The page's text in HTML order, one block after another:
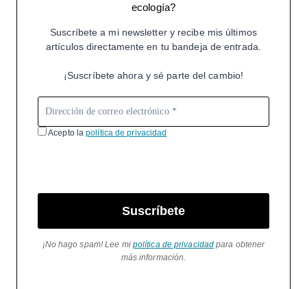
ecología?
Suscríbete a mi newsletter y recibe mis últimos
artículos directamente en tu bandeja de entrada.
¡Suscríbete ahora y sé parte del cambio!
Acepto lapolítica de privacidad
Suscríbete
¡No hago spam! Lee mi política de privacidad para obtener
más información.